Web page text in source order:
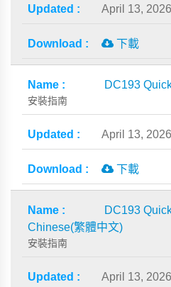
April 13, 2026
下載
DC193
安裝指南
April 13, 2026
下載
DC193
Chinese(繁體中文)
安裝指南
April 13, 2026